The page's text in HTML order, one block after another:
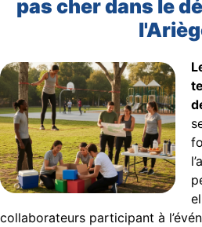
pas cher dans le
collaborateurs participant à